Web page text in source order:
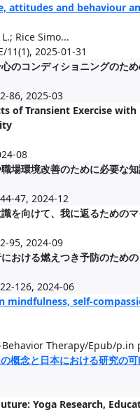
attitudes and behaviour
Rice Simo...
11(1), 2025-01-31
のコンディショニングのた
86, 2025-03
of Transient Exercise
08
場環境改善のために必要な
47, 2024-12
を向けて、我に返るための
95, 2024-09
おける燃えつき予防のため
126, 2024-06
self-
Therapy/Epub/p.in
概念と日本における研究の
Yoga Research,